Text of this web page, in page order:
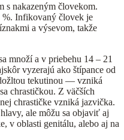
s nakazeným človekom.
%. Infikovaný človek je
a výsevom, takže
množí a v priebehu 14 – 21
vyzerajú ako štípance od
tekutinou — vzniká
chrastičkou. Z väčších
chrastičke vzniká jazvička.
ale môžu sa objaviť aj
v oblasti genitálu, alebo aj na